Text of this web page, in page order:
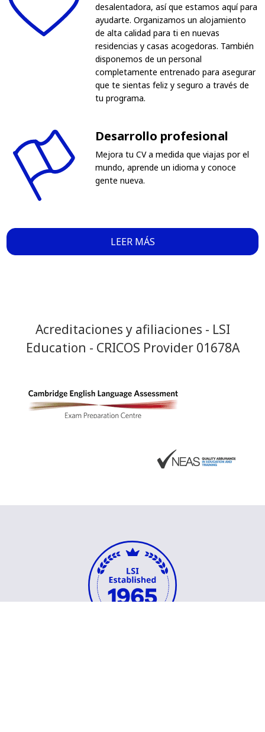
desalentadora, así que estamos aquí para
ayudarte. Organizamos un alojamiento
de alta calidad para ti en nuevas
residencias y casas acogedoras. También
disponemos de un personal
completamente entrenado para asegurar
que te sientas feliz y seguro a través de
tu programa.
Desarrollo profesional
Mejora tu CV a medida que viajas por el
mundo, aprende un idioma y conoce
gente nueva.
LEER MÁS
Acreditaciones y afiliaciones - LSI
Education - CRICOS Provider 01678A